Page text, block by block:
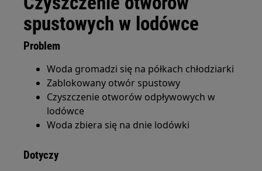
spustowych w lodówce
Problem
Woda gromadzi się na półkach chłodziarki
Zablokowany otwór spustowy
Czyszczenie otworów odpływowych w
lodówce
Woda zbiera się na dnie lodówki
Dotyczy